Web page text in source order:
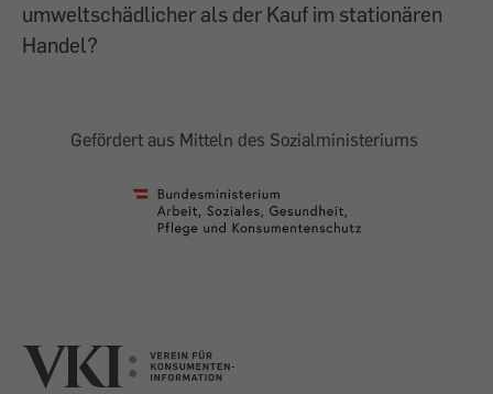
umweltschädlicher als der Kauf im stationären
Handel?
Gefördert aus Mitteln des Sozialministeriums